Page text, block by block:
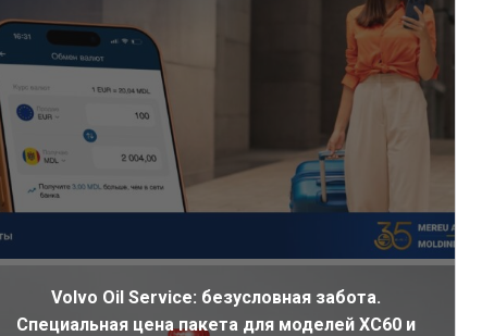
Volvo Oil Service: безусловная забота.
Специальная цена пакета для моделей XC60 и